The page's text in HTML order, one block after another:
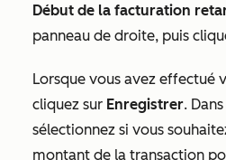
Début de la facturation
panneau de droite, puis
Lorsque vous avez effectué
cliquez sur Enregistrer.
sélectionnez si vous
montant de la transaction